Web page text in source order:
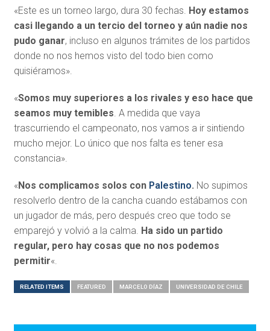
«Este es un torneo largo, dura 30 fechas. Hoy estamos
casi llegando a un tercio del torneo y aún nadie nos
pudo ganar, incluso en algunos trámites de los partidos
donde no nos hemos visto del todo bien como
quisiéramos».
«Somos muy superiores a los rivales y eso hace que
seamos muy temibles. A medida que vaya
trascurriendo el campeonato, nos vamos a ir sintiendo
mucho mejor. Lo único que nos falta es tener esa
constancia».
«Nos complicamos solos con Palestino. No supimos
resolverlo dentro de la cancha cuando estábamos con
un jugador de más, pero después creo que todo se
emparejó y volvió a la calma. Ha sido un partido
regular, pero hay cosas que no nos podemos
permitir«.
RELATED ITEMS FEATURED MARCELO DÍAZ UNIVERSIDAD DE CHILE